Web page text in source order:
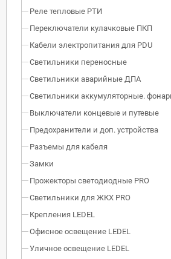
Реле тепловые РТИ
Переключатели кулачковые ПКП
Кабели электропитания для PDU
Светильники переносные
Светильники аварийные ДПА
Светильники аккумуляторные.
Выключатели концевые и путевые
Предохранители и доп. устройства
Разъемы для кабеля
Замки
Прожекторы светодиодные PRO
Светильники для ЖКХ PRO
Крепления LEDEL
Офисное освещение LEDEL
Уличное освещение LEDEL